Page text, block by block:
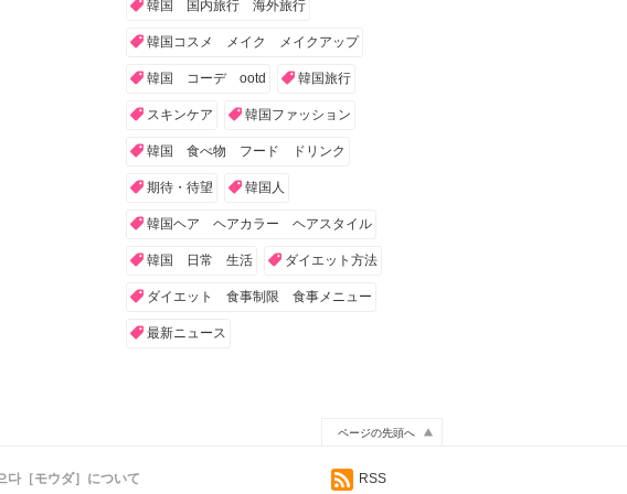
韓国 国内旅行 海外旅行
韓国コスメ メイク メイクアップ
韓国 コーデ ootd 韓国旅行
スキンケア 韓国ファッション
韓国 食べ物 フード ドリンク
期待・待望 韓国人
韓国ヘア ヘアカラー ヘアスタイル
韓国 日常 生活 ダイエット方法
ダイエット 食事制限 食事メニュー
最新ニュース
ページの先頭へ
다［モウダ］について RSS